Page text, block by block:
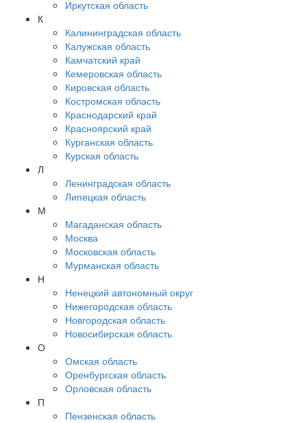
Иркутская область
К
Калининградская область
Калужская область
Камчатский край
Кемеровская область
Кировская область
Костромская область
Краснодарский край
Красноярский край
Курганская область
Курская область
Л
Ленинградская область
Липецкая область
М
Магаданская область
Москва
Московская область
Мурманская область
Н
Ненецкий автономный округ
Нижегородская область
Новгородская область
Новосибирская область
О
Омская область
Оренбургская область
Орловская область
П
Пензенская область